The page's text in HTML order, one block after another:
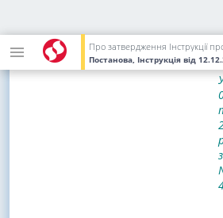
Постанова, Інструкція від